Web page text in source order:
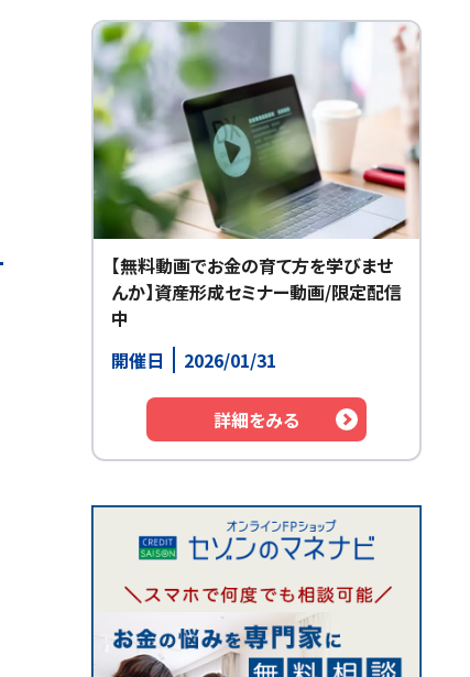
【無料動画でお金の育て方を学びませ
んか】資産形成セミナー動画/限定配信
中
開催日
2026/01/31
詳細をみる